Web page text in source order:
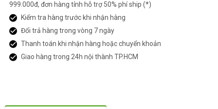
999.000đ, đơn hàng tỉnh hỗ trợ 50% phí ship (*)
Kiểm tra hàng trước khi nhận hàng
Đổi trả hàng trong vòng 7 ngày
Thanh toán khi nhận hàng hoặc chuyển khoản
Giao hàng trong 24h nội thành TP.HCM